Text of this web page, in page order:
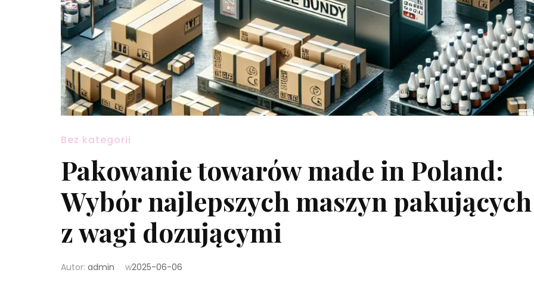
Bez kategorii
Pakowanie towarów made in Poland:
Wybór najlepszych maszyn pakujących
z wagi dozującymi
Autor: admin w2025-06-06